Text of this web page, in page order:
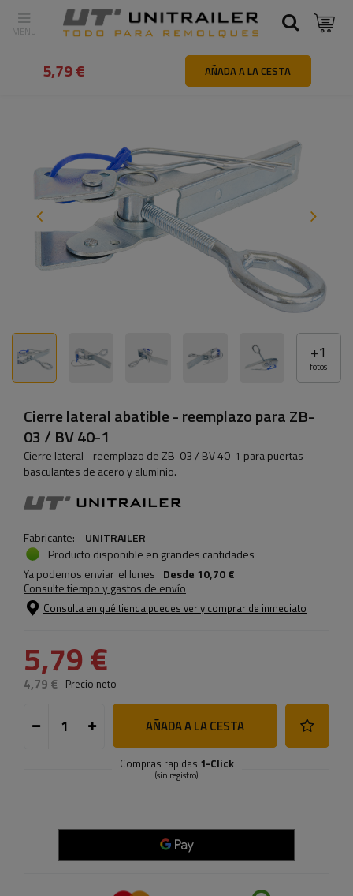
Inicio Piezas y accesorios de remolques Fijaciones y
+1
fotos
Cierre lateral abatible - reemplazo para ZB-
03 / BV 40-1
Cierre lateral - reemplazo de ZB-03 / BV 40-1 para puertas
basculantes de acero y aluminio.
Fabricante:
UNITRAILER
Producto disponible en grandes cantidades
Ya podemos enviar el lunes Desde 10,70 €
Consulte tiempo y gastos de envío
Consulta en qué tienda puedes ver y comprar de inmediato
5,79 €
4,79 € Precio neto
AÑADA A LA CESTA
Compras rapidas 1-Click
(sin registro)
5,79 € AÑADA A LA CESTA